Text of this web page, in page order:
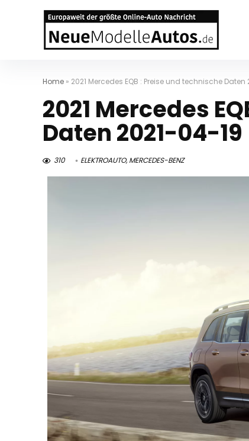
Home » 2021 Mercedes EQB : Preise und technische Daten
2021 Mercedes
Daten 2021-04-19
310 ELEKTROAUTO,MERCEDES-BENZ